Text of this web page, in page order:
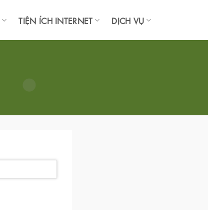
TIỆN ÍCH INTERNET DỊCH VỤ